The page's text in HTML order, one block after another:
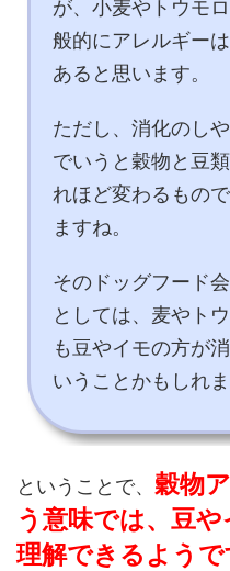
が、小麦やトウモ
般的にアレルギー
あると思います。
ただし、消化のし
でいうと穀物と豆
れほど変わるもの
ますね。
そのドッグフード
としては、麦やト
も豆やイモの方が
いうことかもしれま
ということで、 穀物
う意味では、豆
理解できるよう